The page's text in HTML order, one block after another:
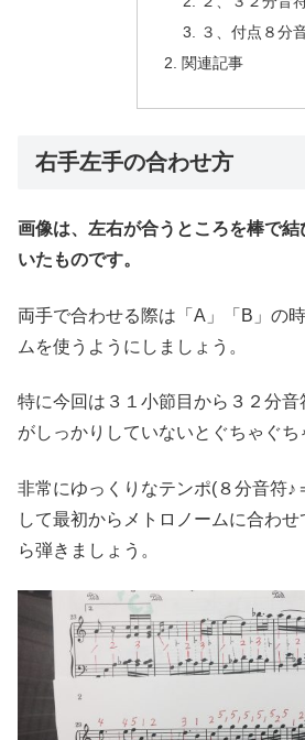
３、付点８分
関連記事
右手左手の合わせ方
画像は、左右が合うところを棒で
いたものです。
両手で合わせる際は「A」「B」の
ムを使うようにしましょう。
特に今回は３１小節目から３２分
がしっかりしていないとぐちゃぐち
非常にゆっくりなテンポ(８分音符♪
して最初からメトロノームに合わ
ら弾きましょう。